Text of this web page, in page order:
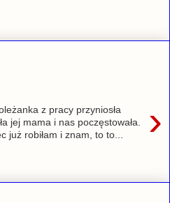
›
z pracy przyniosła
jej mama i nas poczęstowała.
już robiłam i znam, to to...